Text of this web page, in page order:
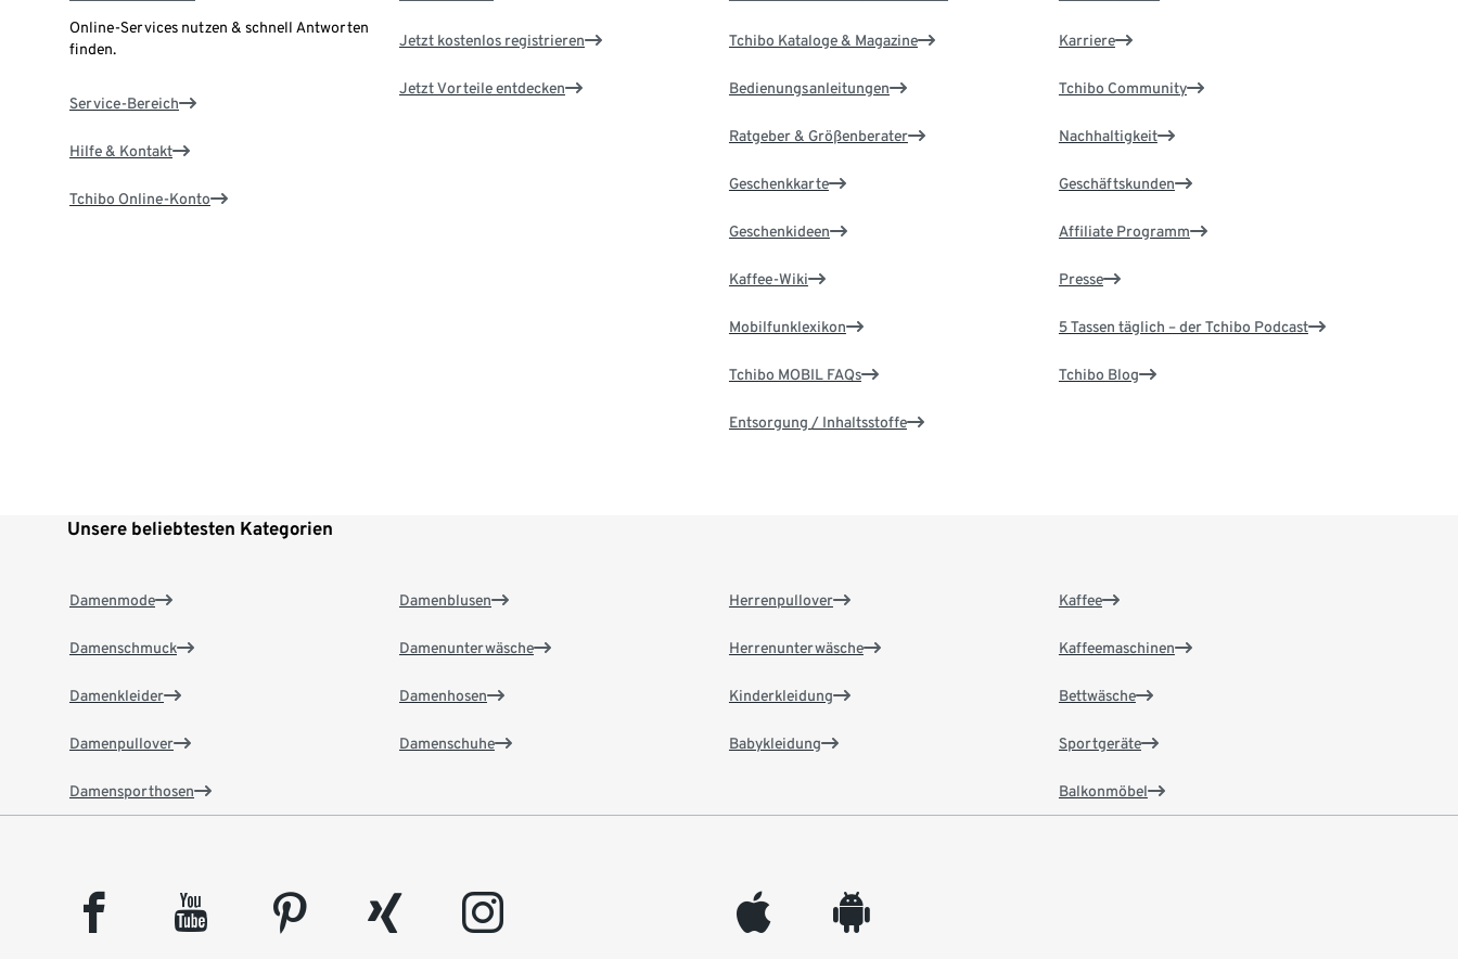
Online-Services nutzen & schnell Antworten
finden.
Service-Bereich
Hilfe & Kontakt
Tchibo Online-Konto
Jetzt kostenlos registrieren
Jetzt Vorteile entdecken
Tchibo Kataloge & Magazine
Bedienungsanleitungen
Ratgeber & Größenberater
Geschenkkarte
Geschenkideen
Kaffee-Wiki
Mobilfunklexikon
Tchibo MOBIL FAQs
Entsorgung / Inhaltsstoffe
Karriere
Tchibo Community
Nachhaltigkeit
Geschäftskunden
Affiliate Programm
Presse
5 Tassen täglich – der Tchibo Podcast
Tchibo Blog
Unsere beliebtesten Kategorien
Damenmode
Damenschmuck
Damenkleider
Damenpullover
Damensporthosen
Damenblusen
Damenunterwäsche
Damenhosen
Damenschuhe
Herrenpullover
Herrenunterwäsche
Kinderkleidung
Babykleidung
Kaffee
Kaffeemaschinen
Bettwäsche
Sportgeräte
Balkonmöbel
facebook youtube pinterest xing instagram appleinc android